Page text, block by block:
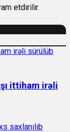
etdirilir.
ittiham irəli